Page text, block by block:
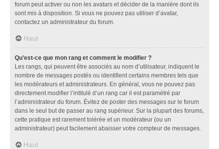
forum peut activer ou non les avatars et décider de la manière dont ils
sont mis à disposition. Si vous ne pouvez pas utiliser d’avatar,
contactez un administrateur du forum.
Haut
Qu’est-ce que mon rang et comment le modifier ?
Les rangs, qui peuvent être associés au nom d’utilisateur, indiquent le
nombre de messages postés ou identifient certains membres tels que
les modérateurs et administrateurs. En général, vous ne pouvez pas
directement modifier l’intitulé d’un rang car il est paramétré par
l’administrateur du forum. Évitez de poster des messages sur le forum
dans le seul but de passer au rang supérieur. Sur la plupart des forums,
cette pratique est rarement tolérée et un modérateur (ou un
administrateur) peut facilement abaisser votre compteur de messages.
Haut